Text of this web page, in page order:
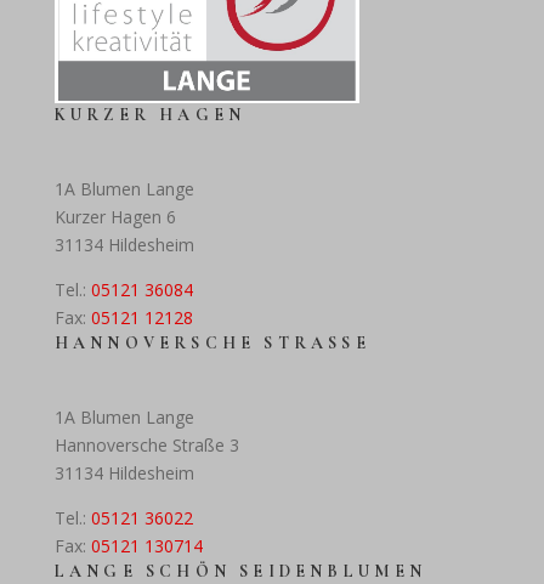
KURZER HAGEN
1A Blumen Lange
Kurzer Hagen 6
31134 Hildesheim
Tel.: 05121 36084
Fax: 05121 12128
HANNOVERSCHE STRASSE
1A Blumen Lange
Hannoversche Straße 3
31134 Hildesheim
Tel.: 05121 36022
Fax: 05121 130714
LANGE SCHÖN SEIDENBLUMEN